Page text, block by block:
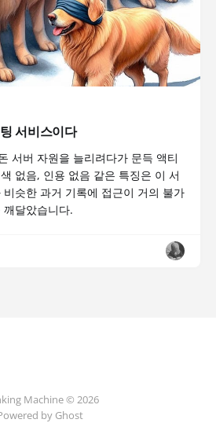
서비스이다
서버 자원을 늘리려다가 문득 액티
없음, 인용 없음 같은 특징은 이 서
슷한 과거 기록에 접근이 거의 불가
달았습니다.
Machine © 2026
by Ghost